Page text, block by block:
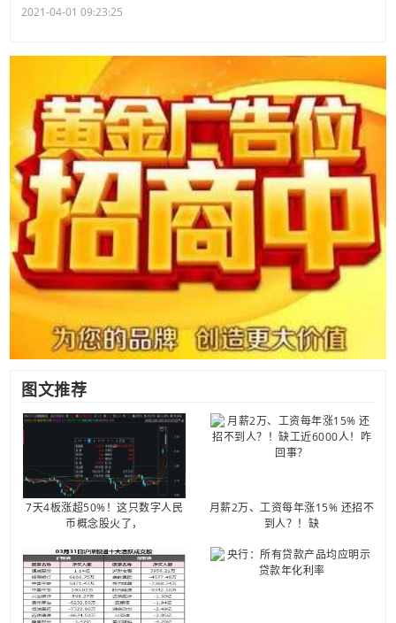
2021-04-01 09:23:25
图文推荐
7天4板涨超50%！这只数字人民
币概念股火了，
月薪2万、工资每年涨15% 还招不
到人？！缺